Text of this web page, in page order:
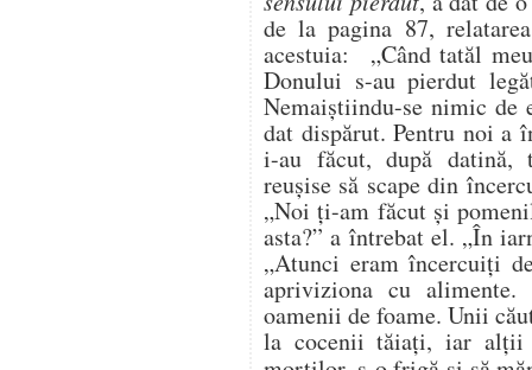
de la pagina 87,
acestuia: „Când tatăl
Donului s-au pierdut
Nemaiștiindu-se nimic de
dat dispărut. Pentru noi a
i-au făcut, după datină,
reușise să scape din
„Noi ți-am făcut și
asta?” a întrebat el. „În
„Atunci eram încercuiți
apriviziona cu
oamenii de foame. Unii
la cocenii tăiați, iar alții